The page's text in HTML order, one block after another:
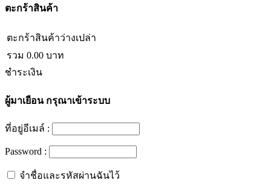
ตะกร้าสินค้า
ตะกร้าสินค้าว่างเปล่า
รวม 0.00 บาท
ชำระเงิน
ผู้มาเยือนกรุณาเข้าระบบ
ที่อยู่อีเมล์ :
Password :
จำชื่อและรหัสผ่านฉันไว้